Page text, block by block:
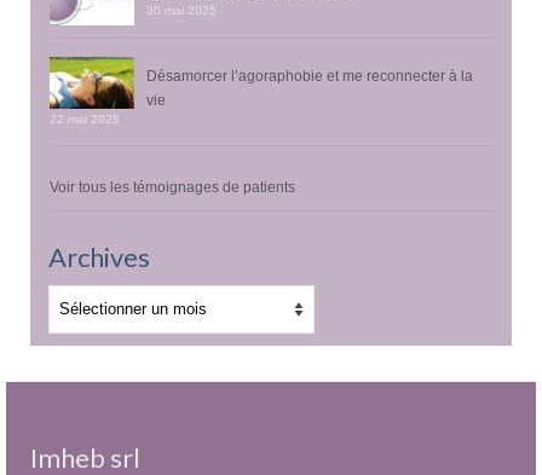
30 mai 2025
Désamorcer l’agoraphobie et me reconnecter à la
vie
22 mai 2025
Voir tous les témoignages de patients
Archives
Imheb srl